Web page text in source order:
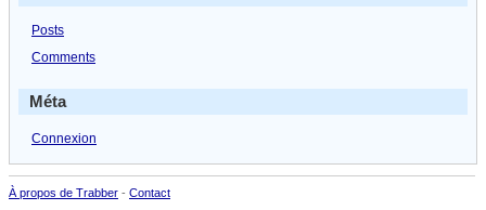
Posts
Comments
Méta
Connexion
À propos de Trabber - Contact